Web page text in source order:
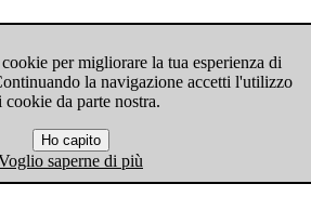
per migliorare la tua esperienza di
la navigazione accetti l'utilizzo
cookie da parte nostra.
Ho capito
saperne di più